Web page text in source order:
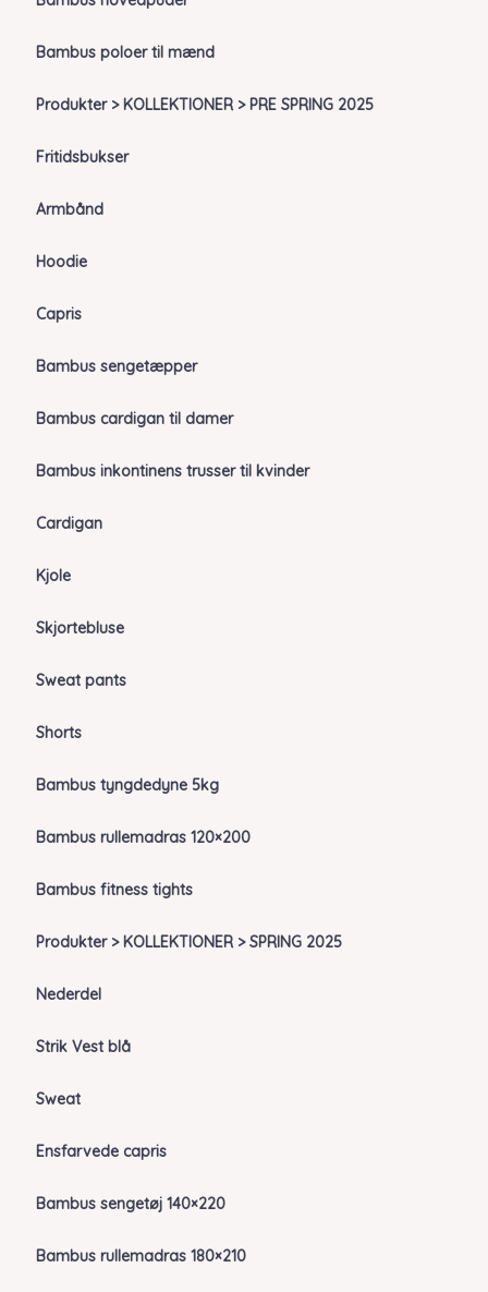
Bambus poloer til mænd
Produkter > KOLLEKTIONER > PRE SPRING 2025
Fritidsbukser
Armbånd
Hoodie
Capris
Bambus sengetæpper
Bambus cardigan til damer
Bambus inkontinens trusser til kvinder
Cardigan
Kjole
Skjortebluse
Sweat pants
Shorts
Bambus tyngdedyne 5kg
Bambus rullemadras 120×200
Bambus fitness tights
Produkter > KOLLEKTIONER > SPRING 2025
Nederdel
Strik Vest blå
Sweat
Ensfarvede capris
Bambus sengetøj 140×220
Bambus rullemadras 180×210